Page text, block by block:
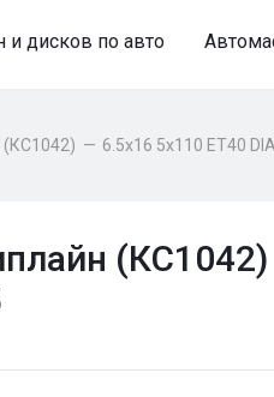
дисков по авто
(КС1042) — 6.5x16 5x110 ET40